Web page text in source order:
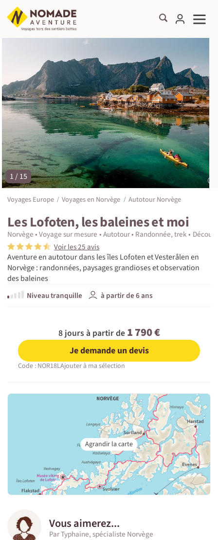
©
1 / 15
Voyages Europe Voyages en Norvège Autotour Norvège
Les Lofoten, les baleines et moi
Norvège Voyage sur mesure Autotour Randonnée, trek
Voir les 25 avis
Aventure en autotour dans les îles Lofoten et Vesterålen en
Norvège : randonnées, paysages grandioses et observation
des baleines
Niveau tranquille
à partir de 6 ans
8 jours à partir de 1 790 €
Je demande un devis
Code : NOR18LAjouter à ma sélection
Vous aimerez...
Par Typhaine, spécialiste Norvège